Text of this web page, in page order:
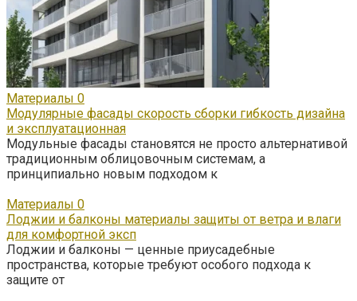
Материалы 0
Модулярные фасады скорость сборки гибкость дизайна
и эксплуатационная
Модульные фасады становятся не просто альтернативой
традиционным облицовочным системам, а
принципиально новым подходом к
Материалы 0
Лоджии и балконы материалы защиты от ветра и влаги
для комфортной эксп
Лоджии и балконы — ценные приусадебные
пространства, которые требуют особого подхода к
защите от